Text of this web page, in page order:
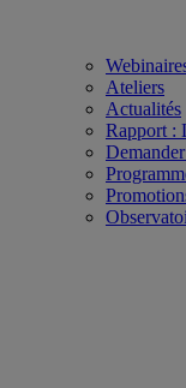
Ateliers
Actualités
Rapport :